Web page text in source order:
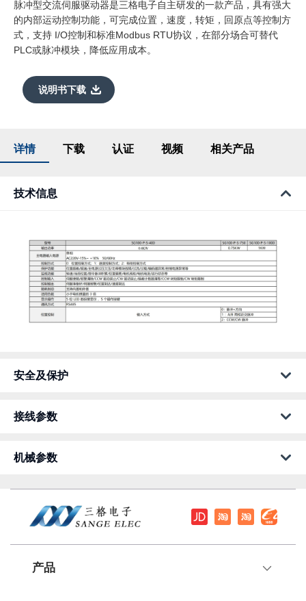
脉冲型交流伺服驱动器是三格电子自主研发的一款产品，具有强大
的内部运动控制功能，可完成位置，速度，转矩，回原点等控制方
式，支持 I/O控制和标准Modbus RTU协议，在部分场合可替代
PLC或脉冲模块，降低应用成本。
说明书下载
详情 下载 认证 视频 相关产品
技术信息
安全及保护
接线参数
机械参数
产品